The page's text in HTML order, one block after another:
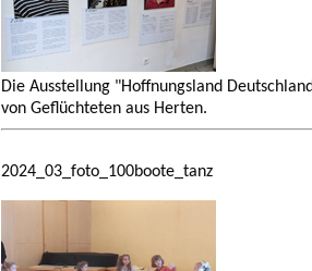
Die Ausstellung "Hoffnungsland
von Geflüchteten aus Herten.
2024_03_foto_100boote_tanz